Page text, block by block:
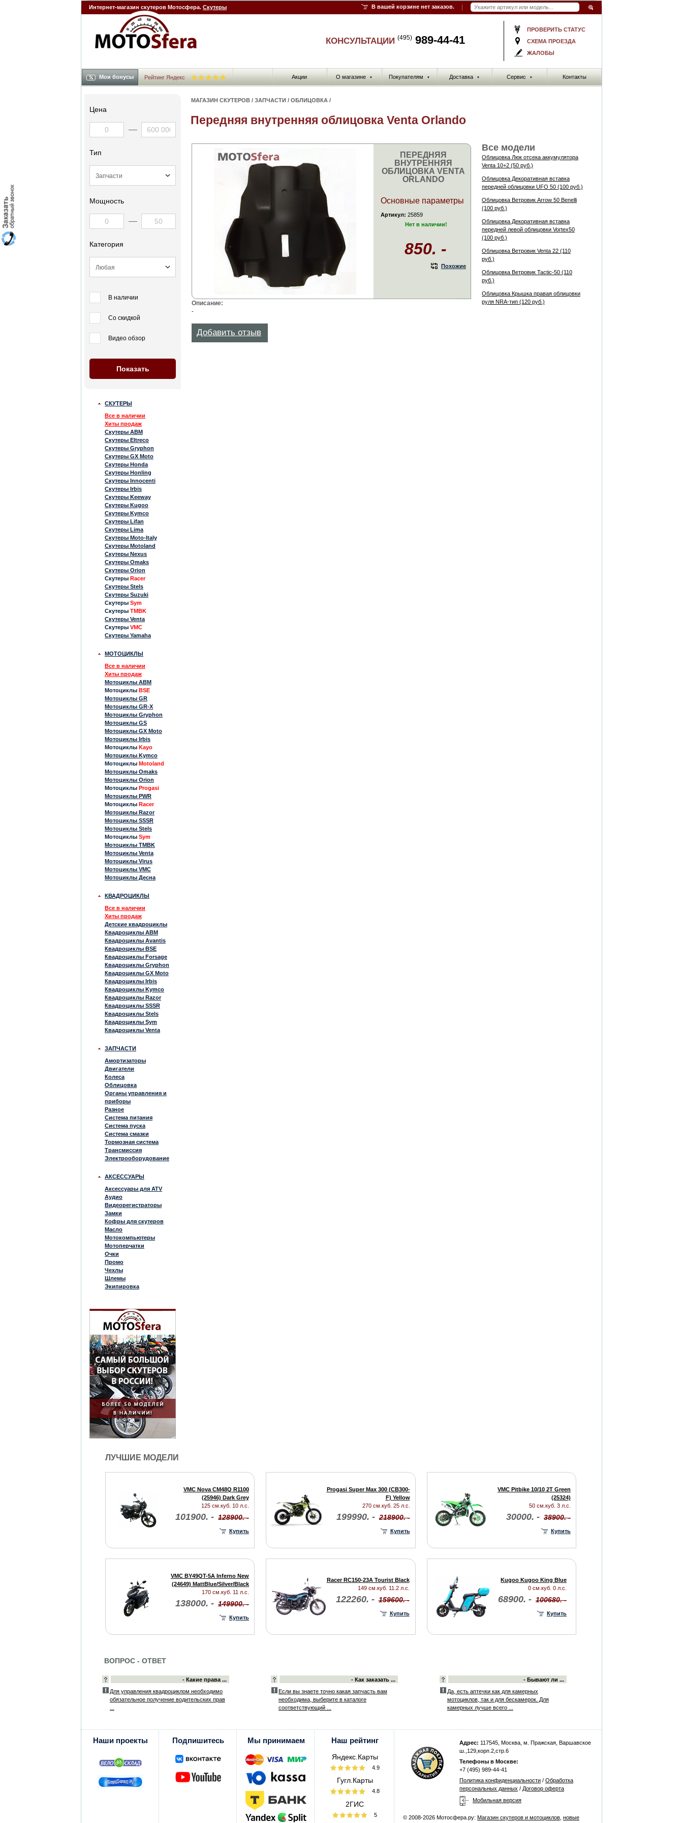
Интернет-магазин скутеров Мотосфера. Скутеры В вашей корзине нет заказов.
ПРОВЕРИТЬ СТАТУС
СХЕМА ПРОЕЗДА
ЖАЛОБЫ
КОНСУЛЬТАЦИИ (495) 989-44-41
Акции О магазине ▼ Покупателям ▼ Доставка ▼ Сервис ▼ Контакты
Мои бонусы Рейтинг Яндекс
Цена
Тип
Мощность
Категория
В наличии
Со скидкой
Видео обзор
СКУТЕРЫ
Все в наличии
Хиты продаж
Скутеры ABM
Скутеры Eltreco
Скутеры Gryphon
Скутеры GX Moto
Скутеры Honda
Скутеры Honling
Скутеры Innocenti
Скутеры Irbis
Скутеры Keeway
Скутеры Kugoo
Скутеры Kymco
Скутеры Lifan
Скутеры Lima
Скутеры Moto-Italy
Скутеры Motoland
Скутеры Nexus
Скутеры Omaks
Скутеры Orion
Скутеры Racer
Скутеры Stels
Скутеры Suzuki
Скутеры Sym
Скутеры TMBK
Скутеры Venta
Скутеры VMC
Скутеры Yamaha
МОТОЦИКЛЫ
Все в наличии
Хиты продаж
Мотоциклы ABM
Мотоциклы BSE
Мотоциклы GR
Мотоциклы GR-X
Мотоциклы Gryphon
Мотоциклы GS
Мотоциклы GX Moto
Мотоциклы Irbis
Мотоциклы Kayo
Мотоциклы Kymco
Мотоциклы Motoland
Мотоциклы Omaks
Мотоциклы Orion
Мотоциклы Progasi
Мотоциклы PWR
Мотоциклы Racer
Мотоциклы Razor
Мотоциклы SSSR
Мотоциклы Stels
Мотоциклы Sym
Мотоциклы TMBK
Мотоциклы Venta
Мотоциклы Virus
Мотоциклы VMC
Мотоциклы Десна
КВАДРОЦИКЛЫ
Все в наличии
Хиты продаж
Детские квадроциклы
Квадроциклы ABM
Квадроциклы Avantis
Квадроциклы BSE
Квадроциклы Forsage
Квадроциклы Gryphon
Квадроциклы GX Moto
Квадроциклы Irbis
Квадроциклы Kymco
Квадроциклы Razor
Квадроциклы SSSR
Квадроциклы Stels
Квадроциклы Sym
Квадроциклы Venta
ЗАПЧАСТИ
Амортизаторы
Двигатели
Колеса
Облицовка
Органы управления и
приборы
Разное
Система питания
Система пуска
Система смазки
Тормозная система
Трансмиссия
Электрооборудование
АКСЕССУАРЫ
Аксессуары для ATV
Аудио
Видеорегистраторы
Замки
Кофры для скутеров
Масло
Мотокомпьютеры
Мотоперчатки
Очки
Промо
Чехлы
Шлемы
Экипировка
МАГАЗИН СКУТЕРОВ / ЗАПЧАСТИ / ОБЛИЦОВКА /
Передняя внутренняя облицовка Venta Orlando
ПЕРЕДНЯЯ
ВНУТРЕННЯЯ
ОБЛИЦОВКА VENTA
ORLANDO
Основные параметры
Артикул: 25859
Нет в наличии!
850. -
Похожие
Все модели
Облицовка Люк отсека аккумулятора
Venta 10+2 (50 руб.)
Облицовка Декоративная вставка
передней облицовки UFO 50 (100 руб.)
Облицовка Ветровик Arrow 50 Benelli
(100 руб.)
Облицовка Декоративная вставка
передней левой облицовки Vortex50
(100 руб.)
Облицовка Ветровик Venta 22 (110
руб.)
Облицовка Ветровик Tactic-50 (110
руб.)
Облицовка Крышка правая облицовки
руля NRA-тип (120 руб.)
Описание:
-
Добавить отзыв
ЛУЧШИЕ МОДЕЛИ
VMC Nova CM48Q R1100
(25946) Dark Grey
125 см.куб. 10 л.с.
101900. - 128900. -
Купить
Progasi Super Max 300 (CB300-
F) Yellow
270 см.куб. 25 л.с.
199990. - 218900. -
Купить
VMC Pitbike 10/10 2T Green
(25324)
50 см.куб. 3 л.с.
30000. - 38900. -
Купить
VMC BY49QT-5A Inferno New
(24649) MattBlue/Silver/Black
170 см.куб. 11 л.с.
138000. - 149900. -
Купить
Racer RC150-23A Tourist Black
149 см.куб. 11.2 л.с.
122260. - 159600. -
Купить
Kugoo Kugoo King Blue
0 см.куб. 0 л.с.
68900. - 100680. -
Купить
ВОПРОС - ОТВЕТ
- Какие права ...
Для управления квадроциклом необходимо
обязательное получение водительских прав
- Как заказать ...
Если вы знаете точно какая запчасть вам
необходима, выберите в каталоге
соответствующий ...
- Бывают ли ...
Да, есть аптечки как для камерных
мотоциклов, так и для бескамерок. Для
камерных лучше всего ...
Наши проекты Подпишитесь Мы принимаем Наш рейтинг
Яндекс.Карты
4.9
Гугл.Карты
4.8
2ГИС
5
Адрес: 117545, Москва, м. Пражская, Варшавское
ш.,129,корп.2,стр.6
Телефоны в Москве:
+7 (495) 989-44-41
Политика конфиденциальности / Обработка
персональных данных / Договор оферта
Мобильная версия
© 2008-2026 Мотосфера.ру: Магазин скутеров и мотоциклов новые